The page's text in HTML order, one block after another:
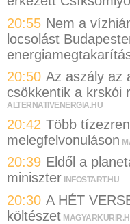
20:55 Nem a
locsolást
20:50 Az aszály az
csökkentik a krskói
ALTERNATIVENERGIA.HU
20:42 Több
melegfelvonuláson
20:39 Eldől a
miniszter INFOSTART.HU
20:30 A HÉT
költészet